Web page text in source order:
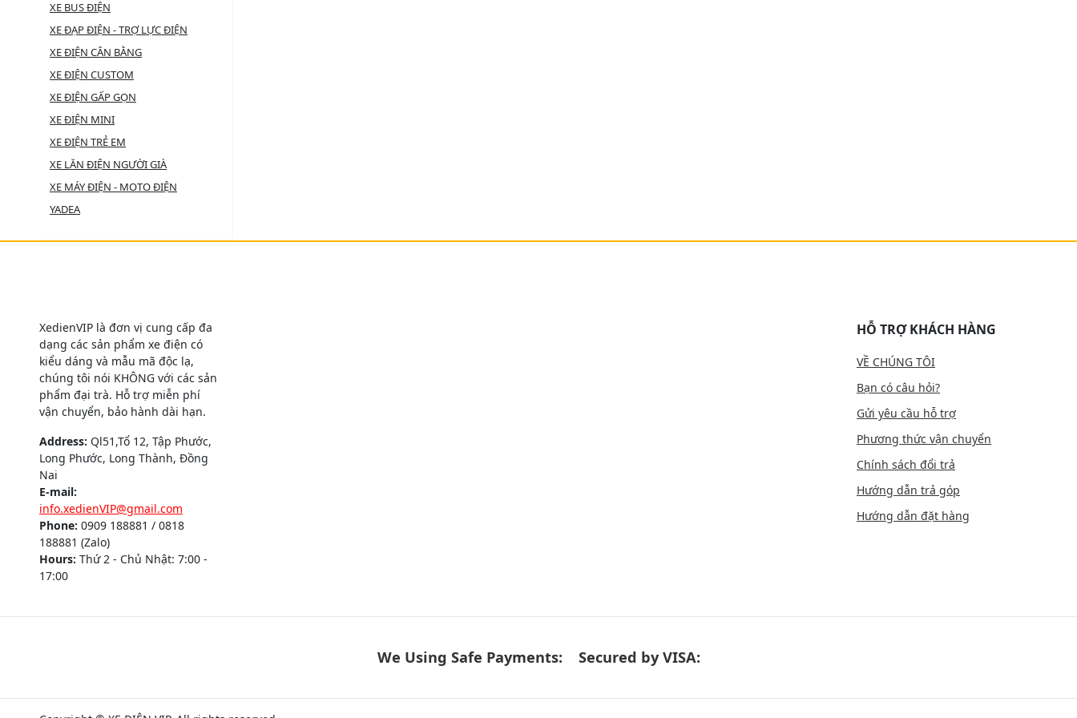
XE BUS ĐIỆN
XE ĐẠP ĐIỆN - TRỢ LỰC ĐIỆN
XE ĐIỆN CÂN BẰNG
XE ĐIỆN CUSTOM
XE ĐIỆN GẤP GỌN
XE ĐIỆN MINI
XE ĐIỆN TRẺ EM
XE LĂN ĐIỆN NGƯỜI GIÀ
XE MÁY ĐIỆN - MOTO ĐIỆN
YADEA
XedienVIP là đơn vị cung cấp đa
dạng các sản phẩm xe điện có
kiểu dáng và mẫu mã độc lạ,
chúng tôi nói KHÔNG với các sản
phẩm đại trà. Hỗ trợ miễn phí
vận chuyển, bảo hành dài hạn.
Address: Ql51,Tổ 12, Tập Phước,
Long Phước, Long Thành, Đồng
Nai
E-mail:
info.xedienVIP@gmail.com
Phone: 0909 188881 / 0818
188881 (Zalo)
Hours: Thứ 2 - Chủ Nhật: 7:00 -
17:00
HỖ TRỢ KHÁCH HÀNG
VỀ CHÚNG TÔI
Bạn có câu hỏi?
Gửi yêu cầu hỗ trợ
Phương thức vận chuyển
Chính sách đổi trả
Hướng dẫn trả góp
Hướng dẫn đặt hàng
We Using Safe Payments: Secured by VISA: